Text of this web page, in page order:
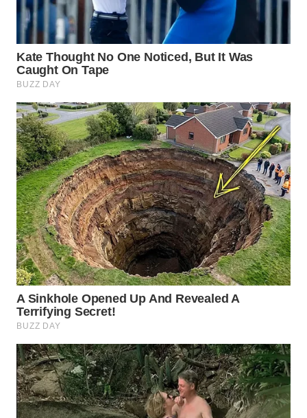
PERSONA
WAHANA
OTOMOTIF
HEALTH
WAHANA
DESA
WISATA
LAPAK
WAHANA
Wahana
Network
KONSUMEN
LISTRIK
MASYARAKAT
KELISTRIKAN
WALINKI